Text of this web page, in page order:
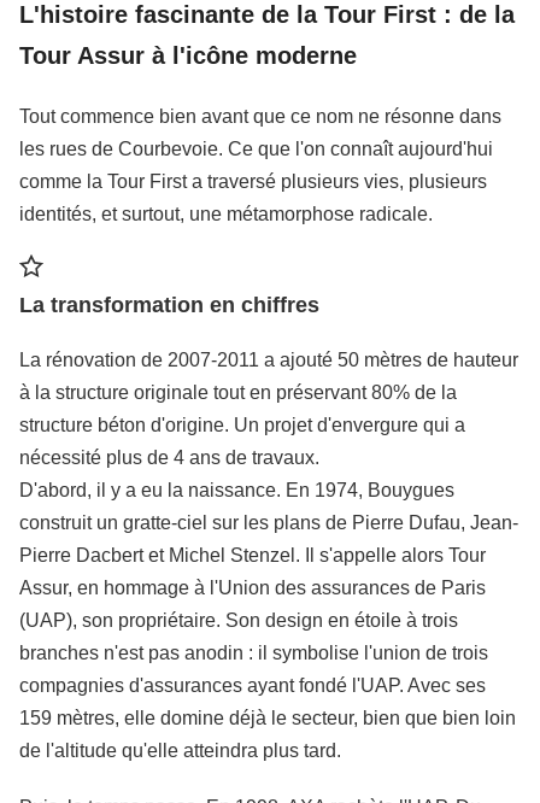
L'histoire fascinante de la Tour First : de la
Tour Assur à l'icône moderne
Tout commence bien avant que ce nom ne résonne dans
les rues de Courbevoie. Ce que l'on connaît aujourd'hui
comme la Tour First a traversé plusieurs vies, plusieurs
identités, et surtout, une métamorphose radicale.
La transformation en chiffres
La rénovation de 2007-2011 a ajouté 50 mètres de hauteur
à la structure originale tout en préservant 80% de la
structure béton d'origine. Un projet d'envergure qui a
nécessité plus de 4 ans de travaux.
D'abord, il y a eu la naissance. En 1974, Bouygues
construit un gratte-ciel sur les plans de Pierre Dufau, Jean-
Pierre Dacbert et Michel Stenzel. Il s'appelle alors Tour
Assur, en hommage à l'Union des assurances de Paris
(UAP), son propriétaire. Son design en étoile à trois
branches n'est pas anodin : il symbolise l'union de trois
compagnies d'assurances ayant fondé l'UAP. Avec ses
159 mètres, elle domine déjà le secteur, bien que bien loin
de l'altitude qu'elle atteindra plus tard.